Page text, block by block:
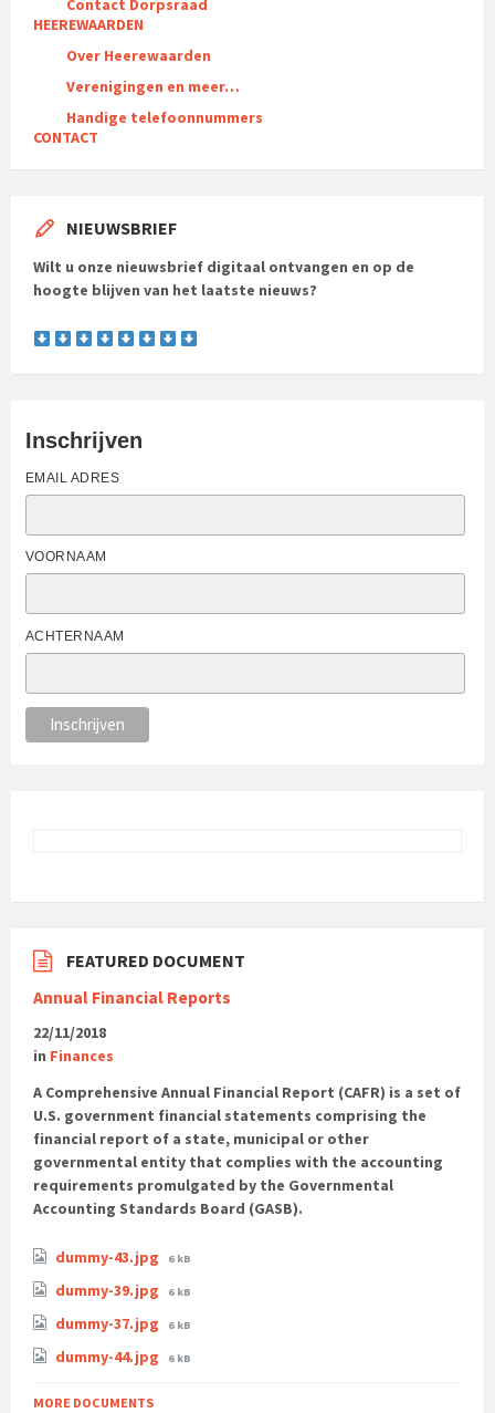
Contact Dorpsraad
HEEREWAARDEN
Over Heerewaarden
Verenigingen en meer…
Handige telefoonnummers
CONTACT
NIEUWSBRIEF
Wilt u onze nieuwsbrief digitaal ontvangen en op de
hoogte blijven van het laatste nieuws?
Inschrijven
EMAIL ADRES
VOORNAAM
ACHTERNAAM
FEATURED DOCUMENT
Annual Financial Reports
22/11/2018
in Finances
A Comprehensive Annual Financial Report (CAFR) is a set of
U.S. government financial statements comprising the
financial report of a state, municipal or other
governmental entity that complies with the accounting
requirements promulgated by the Governmental
Accounting Standards Board (GASB).
dummy-43.jpg 6 kB
dummy-39.jpg 6 kB
dummy-37.jpg 6 kB
dummy-44.jpg 6 kB
MORE DOCUMENTS